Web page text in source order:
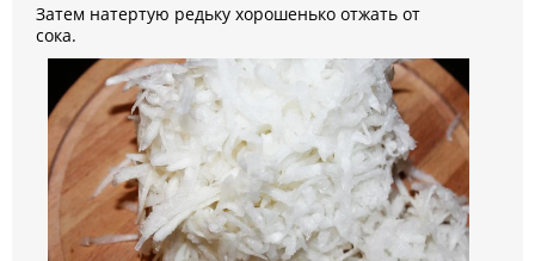
Затем натертую редьку хорошенько отжать от
сока.